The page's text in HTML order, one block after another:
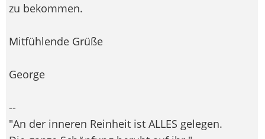
zu bekommen.
Mitfühlende Grüße
George
--
"An der inneren Reinheit ist ALLES gelegen.